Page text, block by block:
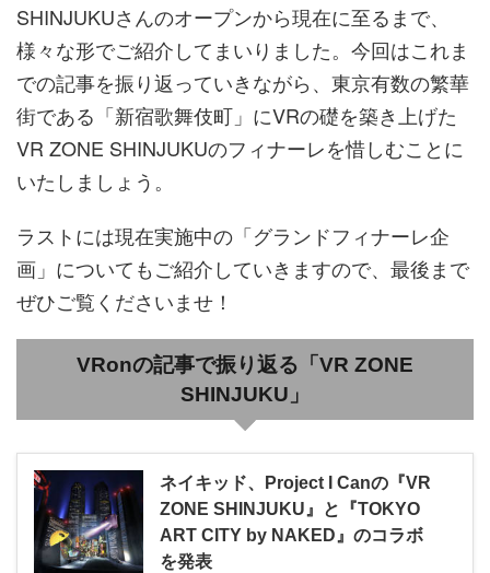
SHINJUKUさんのオープンから現在に至るまで、
様々な形でご紹介してまいりました。今回はこれま
での記事を振り返っていきながら、東京有数の繁華
街である「新宿歌舞伎町」にVRの礎を築き上げた
VR ZONE SHINJUKUのフィナーレを惜しむことに
いたしましょう。
ラストには現在実施中の「グランドフィナーレ企
画」についてもご紹介していきますので、最後まで
ぜひご覧くださいませ！
VRonの記事で振り返る「VR ZONE
SHINJUKU」
ネイキッド、Project I Canの『VR
ZONE SHINJUKU』と『TOKYO
ART CITY by NAKED』のコラボ
を発表